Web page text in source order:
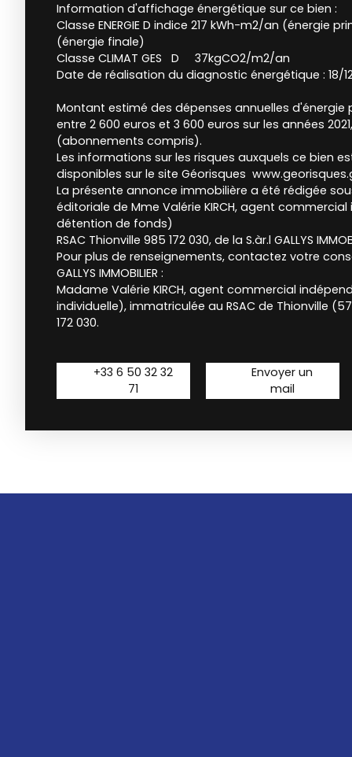
Information d'affichage énergétique sur ce bien :
Classe ENERGIE D indice 217 kWh-m2/an (énergie
(énergie finale)
Classe CLIMAT GES D 37kgCO2/m2/an
Date de réalisation du diagnostic énergétique : 18/
Montant estimé des dépenses annuelles d'énergie
entre 2 600 euros et 3 600 euros sur les années
(abonnements compris).
Les informations sur les risques auxquels ce bien
disponibles sur le site Géorisques
La présente annonce immobilière a été rédigée
éditoriale de Mme Valérie KIRCH, agent
détention de fonds)
RSAC Thionville 985 172 030, de la S.àr.l GALLYS
Pour plus de renseignements, contactez votre
GALLYS IMMOBILIER :
Madame Valérie KIRCH, agent commercial
individuelle), immatriculée au RSAC de Thionville
172 030.
+33 6 50 32 32
71
Envoyer un
mail